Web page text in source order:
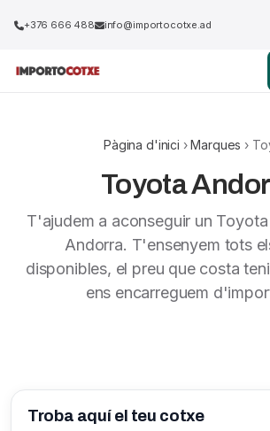
+376 666 488 info@importocotxe.ad
Pàgina d'inici ›Marques ›
Toyota
T'ajudem a aconseguir un
Andorra. T'ensenyem tots
disponibles, el preu que costa
ens encarreguem
Troba aquí el teu cotxe